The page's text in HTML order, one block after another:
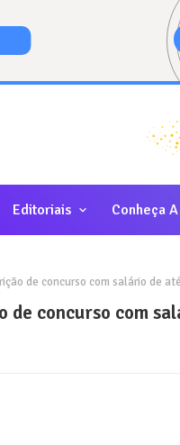
Editoriais Conheça
de concurso com salário de
concurso com